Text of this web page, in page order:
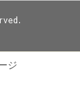
ジ